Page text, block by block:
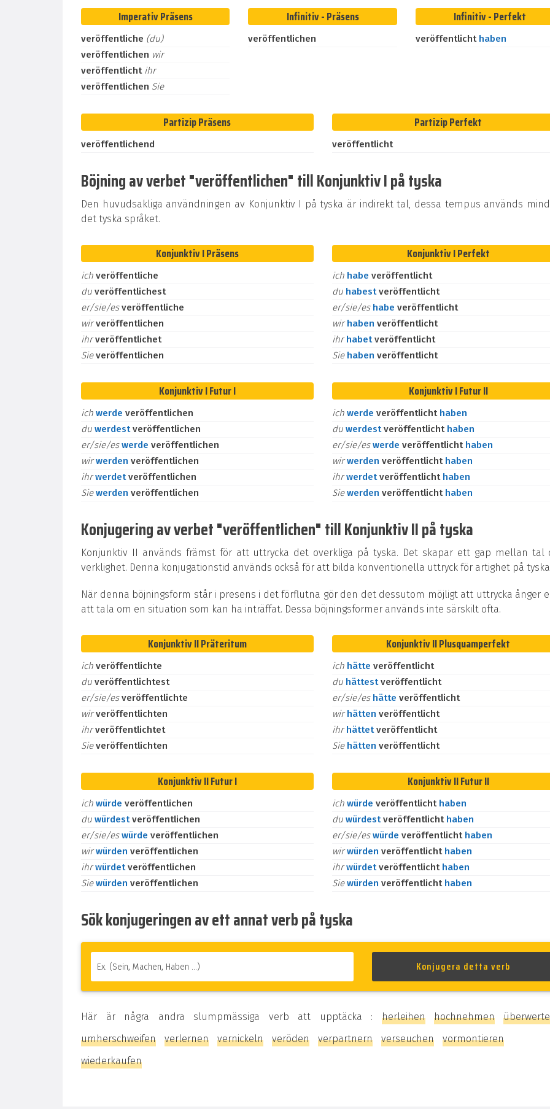
Imperativ Präsens
veröffentliche (du)
veröffentlichen wir
veröffentlicht ihr
veröffentlichen Sie
Infinitiv - Präsens
veröffentlichen
Infinitiv - Perfekt
veröffentlicht haben
Partizip Präsens
veröffentlichend
Partizip Perfekt
veröffentlicht
Böjning av verbet "veröffentlichen" till Konjunktiv I på tyska
Den huvudsakliga användningen av Konjunktiv I på tyska är indirekt tal, dessa tempus används
det tyska språket.
Konjunktiv I Präsens
ich veröffentliche
du veröffentlichest
er/sie/esveröffentliche
wirveröffentlichen
ihrveröffentlichet
Sieveröffentlichen
Konjunktiv I Perfekt
ich habe veröffentlicht
du habestveröffentlicht
er/sie/es habe veröffentlicht
wirhaben veröffentlicht
ihrhabetveröffentlicht
Sie haben veröffentlicht
Konjunktiv I Futur I
ich werde veröffentlichen
du werdestveröffentlichen
er/sie/eswerde veröffentlichen
wirwerden veröffentlichen
ihrwerdetveröffentlichen
Siewerden veröffentlichen
Konjunktiv I Futur II
ich werde veröffentlicht haben
du werdestveröffentlicht haben
er/sie/eswerde veröffentlicht haben
wirwerden veröffentlicht haben
ihrwerdetveröffentlicht haben
Siewerden veröffentlicht haben
Konjugering av verbet "veröffentlichen" till Konjunktiv II på tyska
Konjunktiv II används främst för att uttrycka det overkliga på tyska. Det skapar ett gap mellan tal
verklighet. Denna konjugationstid används också för att bilda konventionella uttryck för artighet på
När denna böjningsform står i presens i det förflutna gör den det dessutom möjligt att uttrycka ånger
att tala om en situation som kan ha inträffat. Dessa böjningsformer används inte särskilt ofta.
Konjunktiv II Präteritum
ich veröffentlichte
du veröffentlichtest
er/sie/esveröffentlichte
wirveröffentlichten
ihrveröffentlichtet
Sieveröffentlichten
Konjunktiv II Plusquamperfekt
ich hätte veröffentlicht
du hättestveröffentlicht
er/sie/es hätte veröffentlicht
wirhätten veröffentlicht
ihrhättetveröffentlicht
Sie hätten veröffentlicht
Konjunktiv II Futur I
ich würde veröffentlichen
du würdestveröffentlichen
er/sie/eswürde veröffentlichen
wirwürden veröffentlichen
ihrwürdetveröffentlichen
Siewürden veröffentlichen
Konjunktiv II Futur II
ich würde veröffentlicht haben
du würdestveröffentlicht haben
er/sie/eswürde veröffentlicht haben
wirwürden veröffentlicht haben
ihrwürdetveröffentlicht haben
Siewürden veröffentlicht haben
Sök konjugeringen av ett annat verb på tyska
Här är några andra slumpmässiga verb att upptäcka : herleihen hochnehmen
umherschweifen
verlernen vernickeln veröden verpartnern verseuchen
vormontieren
wiederkaufen